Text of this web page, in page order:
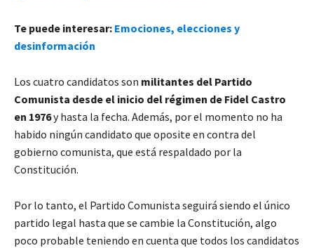
Te puede interesar: Emociones, elecciones y
desinformación
Los cuatro candidatos son militantes del Partido
Comunista desde el inicio del régimen de Fidel Castro
en 1976y hasta la fecha. Además, por el momento no ha
habido ningún candidato que oposite en contra del
gobierno comunista, que está respaldado por la
Constitución.
Por lo tanto, el Partido Comunista seguirá siendo el único
partido legal hasta que se cambie la Constitución, algo
poco probable teniendo en cuenta que todos los candidatos